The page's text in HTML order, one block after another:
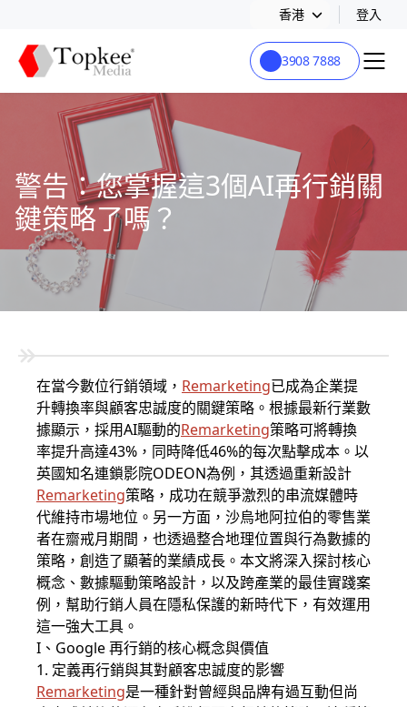
香港 登入
3908 7888
警告：您掌握這3個AI再行銷關
鍵策略了嗎？
在當今數位行銷領域， Remarketing已成為企業提
升轉換率與顧客忠誠度的關鍵策略。根據最新行業數
據顯示，採用AI驅動的Remarketing策略可將轉換
率提升高達43%，同時降低46%的每次點擊成本。以
英國知名連鎖影院ODEON為例，其透過重新設計
Remarketing策略，成功在競爭激烈的串流媒體時
代維持市場地位。另一方面，沙烏地阿拉伯的零售業
者在齋戒月期間，也透過整合地理位置與行為數據的
策略，創造了顯著的業績成長。本文將深入探討核心
概念、數據驅動策略設計，以及跨產業的最佳實踐案
例，幫助行銷人員在隱私保護的新時代下，有效運用
這一強大工具。
I、Google 再行銷的核心概念與價值
1. 定義再行銷與其對顧客忠誠度的影響
Remarketing是一種針對曾經與品牌有過互動但尚